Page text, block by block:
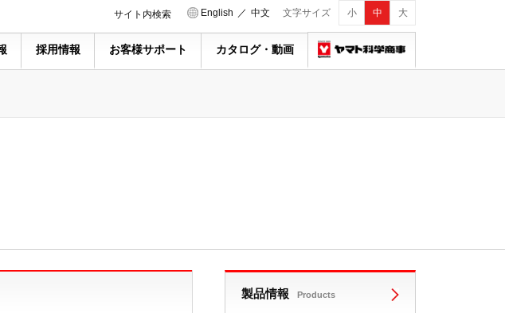
文字サイズ 小 中 大
English ／ 中文
サイト内検索
採用情報 お客様サポート カタログ・動画
製品情報 Products